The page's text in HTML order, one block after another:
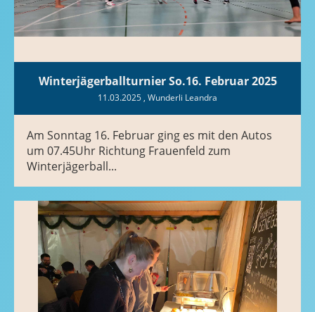
Winterjägerballturnier So.16. Februar 2025
11.03.2025 , Wunderli Leandra
Am Sonntag 16. Februar ging es mit den Autos
um 07.45Uhr Richtung Frauenfeld zum
Winterjägerball...